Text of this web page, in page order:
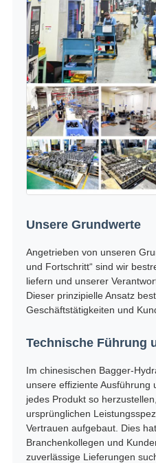
Unsere Grundwerte
Angetrieben von unseren
und Fortschritt“ sind wir
liefern und unserer
Dieser prinzipielle Ansatz
Geschäftstätigkeiten und
Technische Führung
Im chinesischen Bagger-
unsere effiziente Ausführung
jedes Produkt so
ursprünglichen
Vertrauen aufgebaut. Dies
Branchenkollegen und
zuverlässige Lieferungen